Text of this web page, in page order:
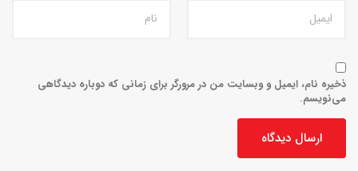
ذخیره نام، ایمیل و وبسایت من در مرورگر برای زمانی که دوباره دیدگاهی
می‌نویسم.